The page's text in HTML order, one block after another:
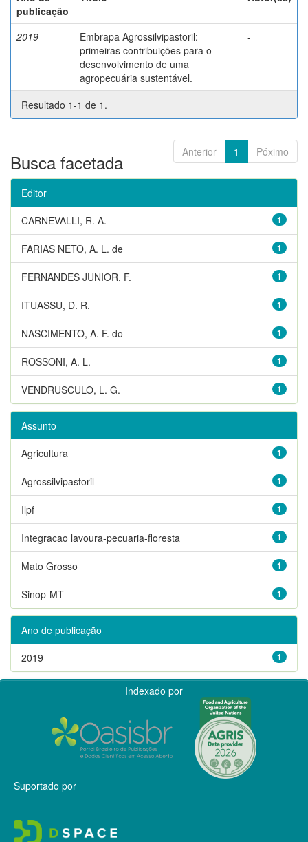
publicação
2019
Embrapa Agrossilvipastoril:
primeiras contribuições para o
desenvolvimento de uma
agropecuária sustentável.
-
Resultado 1-1 de 1.
Anterior 1 Póximo
Busca facetada
Editor
1
CARNEVALLI, R. A.
1
FARIAS NETO, A. L. de
1
FERNANDES JUNIOR, F.
1
ITUASSU, D. R.
1
NASCIMENTO, A. F. do
1
ROSSONI, A. L.
1
VENDRUSCULO, L. G.
Assunto
1
Agricultura
1
Agrossilvipastoril
1
Ilpf
1
Integracao lavoura-pecuaria-floresta
1
Mato Grosso
1
Sinop-MT
Ano de publicação
1
2019
Indexado por
Suportado por